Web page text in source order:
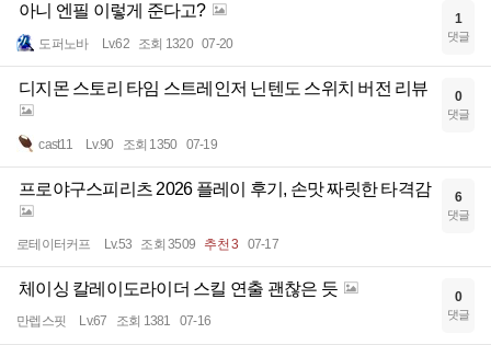
아니 엔필 이렇게 준다고?
도퍼노바 Lv.62 조회 1320 07-20
1
댓글
디지몬 스토리 타임 스트레인저 닌텐도 스위치 버전 리뷰
cast11 Lv.90 조회 1350 07-19
0
댓글
프로야구스피리츠 2026 플레이 후기, 손맛 짜릿한 타격감
로테이터커프 Lv.53 조회 3509 추천 3 07-17
6
댓글
체이싱 칼레이도라이더 스킬 연출 괜찮은 듯
만렙스핏 Lv.67 조회 1381 07-16
0
댓글